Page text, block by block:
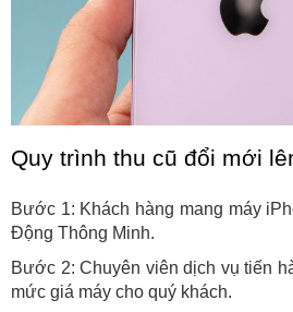
Quy trình thu cũ đổi mới
Bước 1: Khách hàng mang máy
Động Thông Minh.
Bước 2: Chuyên viên dịch vụ tiến
mức giá máy cho quý khách.